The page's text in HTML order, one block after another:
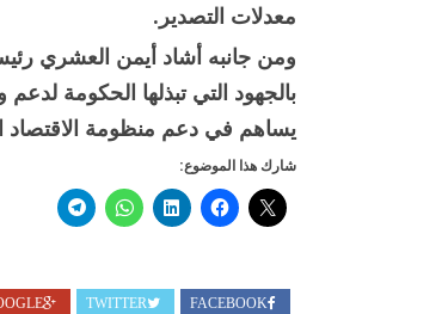
معدلات التصدير.
ومن جانبه أشاد أيمن العشري
بالجهود التي تبذلها الحكومة
يساهم في دعم منظومة الاقتصاد
شارك هذا الموضوع:
FACEBOOK
TWITTER